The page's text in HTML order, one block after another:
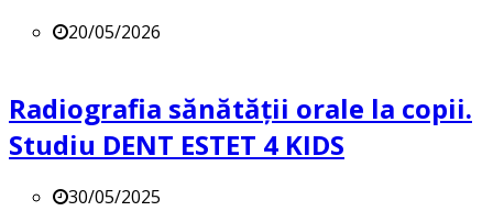
20/05/2026
Radiografia sănătății orale la copii.
Studiu DENT ESTET 4 KIDS
30/05/2025